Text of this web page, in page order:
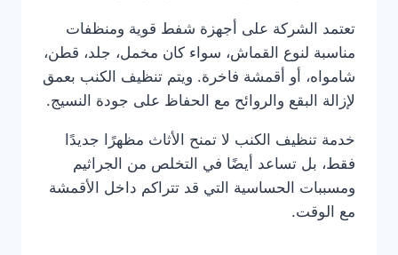
تعتمد الشركة على أجهزة شفط قوية ومنظفات
مناسبة لنوع القماش، سواء كان مخمل، جلد، قطن،
شامواه، أو أقمشة فاخرة. ويتم تنظيف الكنب بعمق
لإزالة البقع والروائح مع الحفاظ على جودة النسيج.
خدمة تنظيف الكنب لا تمنح الأثاث مظهرًا جديدًا
فقط، بل تساعد أيضًا في التخلص من الجراثيم
ومسببات الحساسية التي قد تتراكم داخل الأقمشة
مع الوقت.